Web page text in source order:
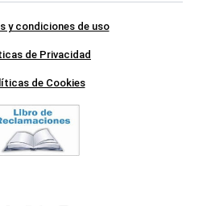
y condiciones de uso
de Privacidad
de Cookies